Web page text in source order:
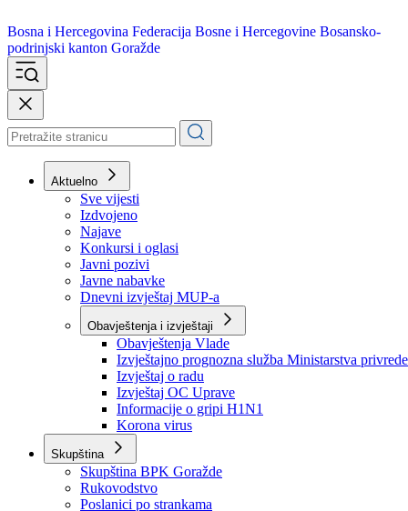
Bosna i Hercegovina
podrinjski kanton Goražde
Aktuelno
Sve vijesti
Izdvojeno
Najave
Konkursi i oglasi
Javni pozivi
Javne nabavke
Dnevni izvještaj MUP-a
Obavještenja i izvještaji
Obavještenja Vlade
Izvještajno prognozna služba Ministarstva privrede
Izvještaj o radu
Izvještaj OC Uprave
Informacije o gripi H1N1
Korona virus
Skupština